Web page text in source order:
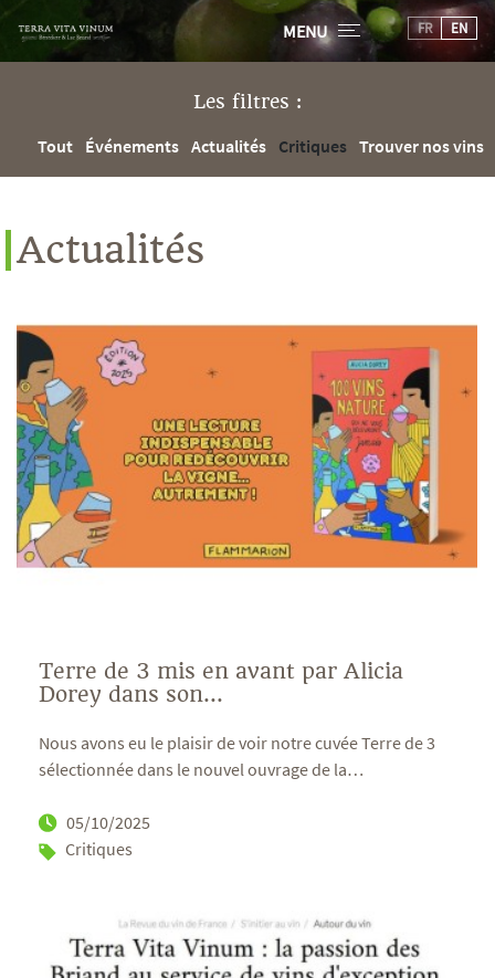
MENU FR EN
Les filtres :
Tout Événements Actualités Critiques Trouver nos vins
Actualités
Terre de 3 mis en avant par Alicia
Dorey dans son...
Nous avons eu le plaisir de voir notre cuvée Terre de 3
sélectionnée dans le nouvel ouvrage de la…
05/10/2025
Critiques